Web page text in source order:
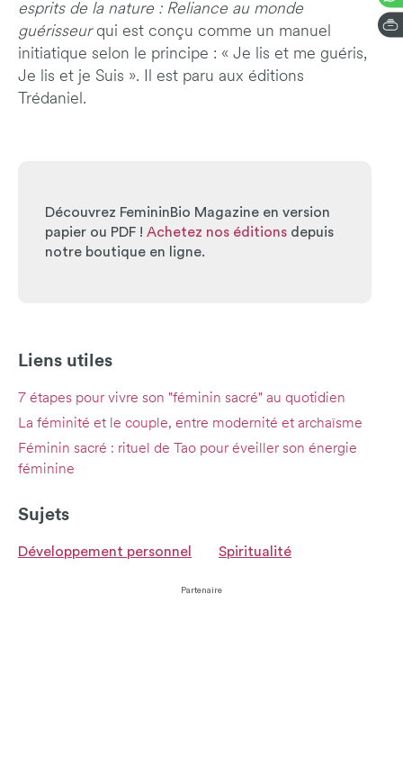
esprits de la nature : Reliance au monde
guérisseurqui est conçu comme un manuel
initiatique selon le principe : « Je lis et me guéris,
Je lis et je Suis ». Il est paru aux éditions
Trédaniel.
Découvrez FemininBio Magazine en version
papier ou PDF ! Achetez nos éditions depuis
notre boutique en ligne.
Liens utiles
7 étapes pour vivre son "féminin sacré" au quotidien
La féminité et le couple, entre modernité et archaïsme
Féminin sacré : rituel de Tao pour éveiller son énergie
féminine
Sujets
Développement personnel Spiritualité
Partenaire